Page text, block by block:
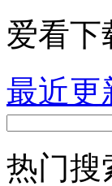
爱看下
最近更
热门搜